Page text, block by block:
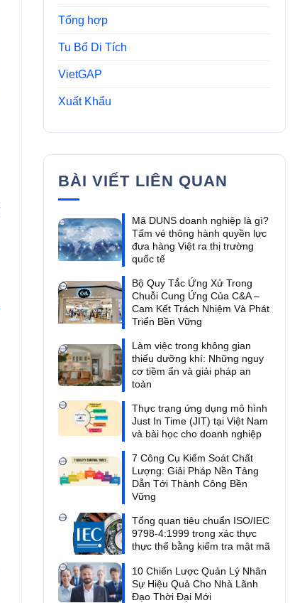
Tổng hợp
Tu Bổ Di Tích
VietGAP
Xuất Khẩu
BÀI VIẾT LIÊN QUAN
Mã DUNS doanh nghiệp là gì?
Tấm vé thông hành quyền lực
đưa hàng Việt ra thị trường
quốc tế
Bộ Quy Tắc Ứng Xử Trong
Chuỗi Cung Ứng Của C&A –
Cam Kết Trách Nhiệm Và Phát
Triển Bền Vững
Làm việc trong không gian
thiếu dưỡng khí: Những nguy
cơ tiềm ẩn và giải pháp an
toàn
Thực trạng ứng dụng mô hình
Just In Time (JIT) tại Việt Nam
và bài học cho doanh nghiệp
7 Công Cụ Kiểm Soát Chất
Lượng: Giải Pháp Nền Tảng
Dẫn Tới Thành Công Bền
Vững
Tổng quan tiêu chuẩn ISO/IEC
9798-4:1999 trong xác thực
thực thể bằng kiểm tra mật mã
10 Chiến Lược Quản Lý Nhân
Sự Hiệu Quả Cho Nhà Lãnh
Đạo Thời Đại Mới